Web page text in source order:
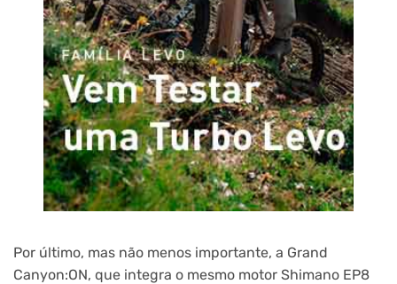
Por último, mas não menos importante, a Grand
Canyon:ON, que integra o mesmo motor Shimano EP8